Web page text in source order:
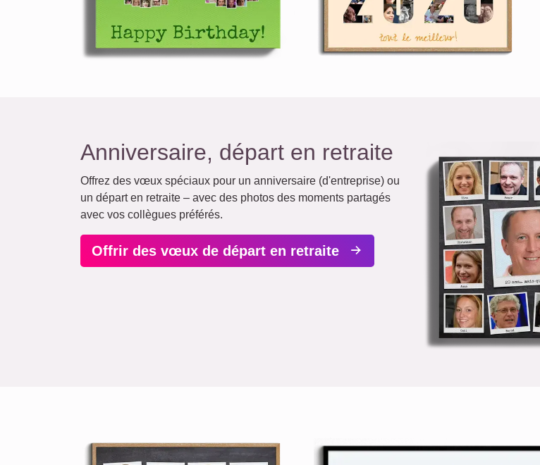
Anniversaire, départ en retraite
Offrez des vœux spéciaux pour un anniversaire (d'entreprise) ou
un départ en retraite – avec des photos des moments partagés
avec vos collègues préférés.
Offrir des vœux de départ en retraite